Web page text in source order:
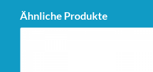
Ähnliche Produkte